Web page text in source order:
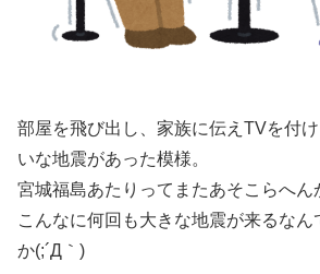
部屋を飛び出し、家族に伝えTVを付
いな地震があった模様。
宮城福島あたりってまたあそこらへ
こんなに何回も大きな地震が来るな
か(;´Д｀)